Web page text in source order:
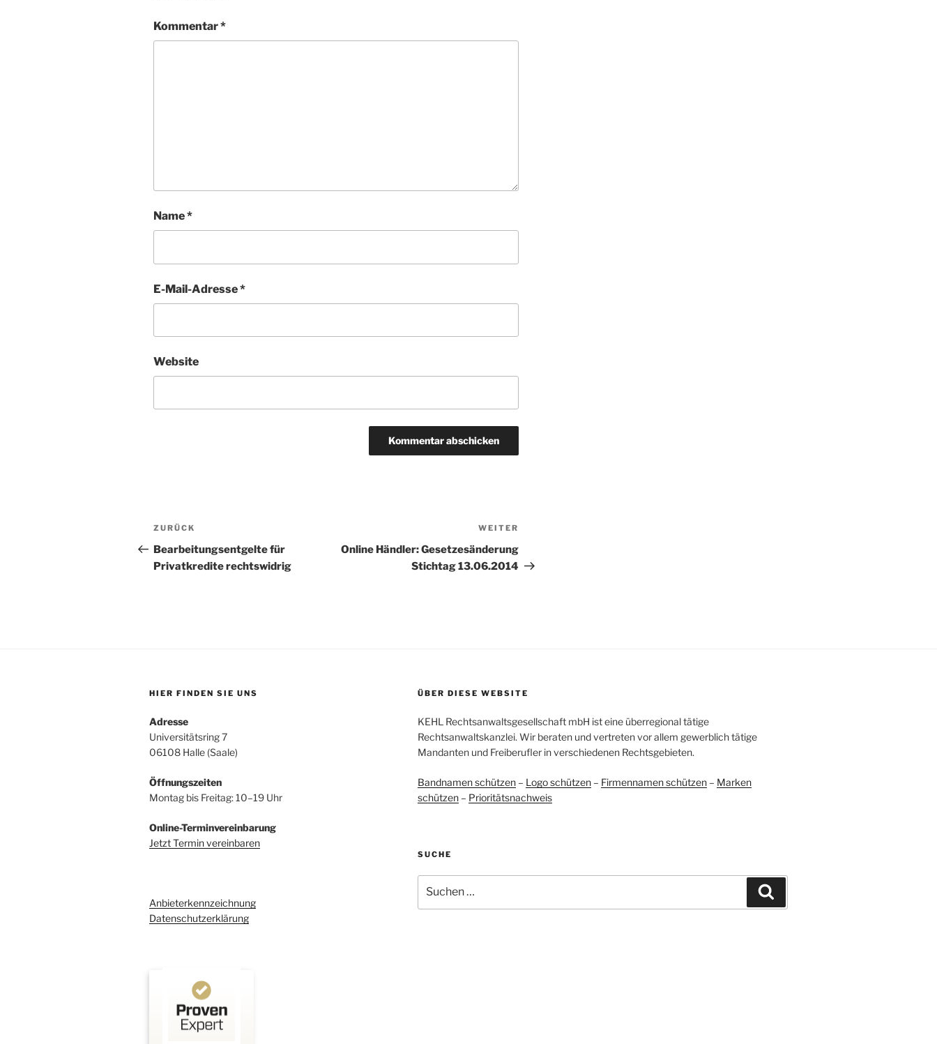
Kommentar*
Name*
E-Mail-Adresse*
Website
Beitragsnavigation
Vorheriger
Beitrag
ZURÜCK
Bearbeitungsentgelte für
Privatkredite rechtswidrig
Beitrag
WEITER
Online Händler: Gesetzesänderung
Stichtag 13.06.2014
HIER FINDEN SIE UNS
Adresse
Universitätsring 7
06108 Halle (Saale)
Öffnungszeiten
Montag bis Freitag: 10–19 Uhr
Online-Terminvereinbarung
Jetzt Termin vereinbaren
Anbieterkennzeichnung
Datenschutzerklärung
Kundenbewertungen und Erfahrungen zu
Kehl Rechtsanwaltsgesellschaft mbH
ÜBER DIESE WEBSITE
KEHL Rechtsanwaltsgesellschaft mbH ist eine überregional tätige
Rechtsanwaltskanzlei. Wir beraten und vertreten vor allem gewerblich tätige
Mandanten und Freiberufler in verschiedenen Rechtsgebieten.
Bandnamen schützen– Logo schützen– Firmennamen schützen– Marken
schützen– Prioritätsnachweis
SUCHE
nach: